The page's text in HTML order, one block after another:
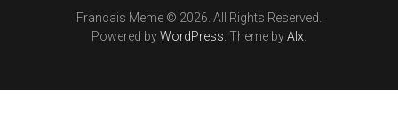
Francais Meme © 2026. All Rights Reserved.
Powered byWordPress . Theme byAlx